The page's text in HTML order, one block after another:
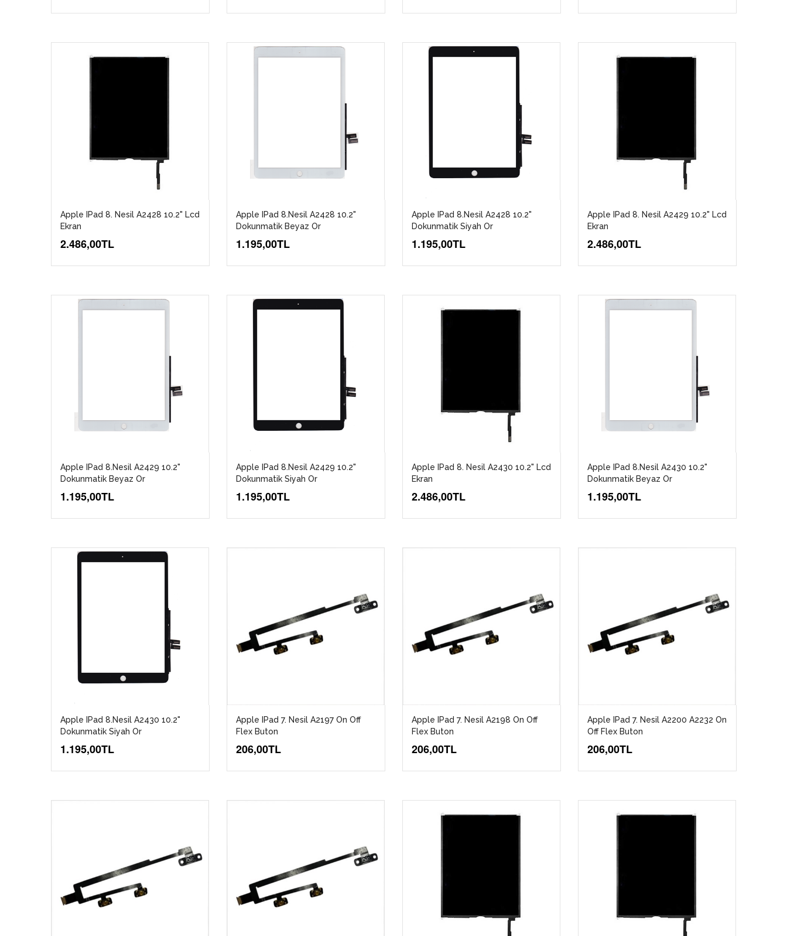
Apple IPad 8. Nesil A2428 10.2" Lcd
Ekran
2.486,00TL
Apple IPad 8.Nesil A2428 10.2"
Dokunmatik Beyaz Or
1.195,00TL
Apple IPad 8.Nesil A2428 10.2"
Dokunmatik Siyah Or
1.195,00TL
Apple IPad 8. Nesil A2429 10.2" Lcd
Ekran
2.486,00TL
Apple IPad 8.Nesil A2429 10.2"
Dokunmatik Beyaz Or
1.195,00TL
Apple IPad 8.Nesil A2429 10.2"
Dokunmatik Siyah Or
1.195,00TL
Apple IPad 8. Nesil A2430 10.2" Lcd
Ekran
2.486,00TL
Apple IPad 8.Nesil A2430 10.2"
Dokunmatik Beyaz Or
1.195,00TL
Apple IPad 8.Nesil A2430 10.2"
Dokunmatik Siyah Or
1.195,00TL
Apple IPad 7. Nesil A2197 On Off
Flex Buton
206,00TL
Apple IPad 7. Nesil A2198 On Off
Flex Buton
206,00TL
Apple IPad 7. Nesil A2200 A2232 On
Off Flex Buton
206,00TL